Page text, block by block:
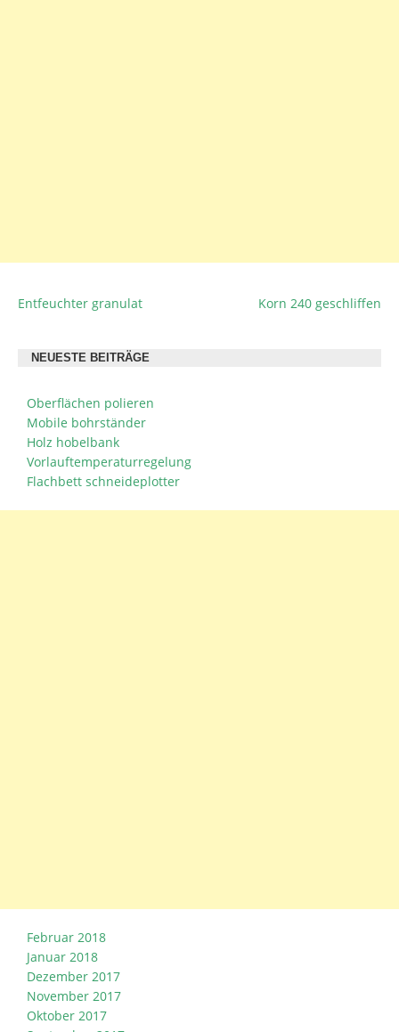
BEITRAGSNAVIGATION
Entfeuchter granulat Korn 240 geschliffen
NEUESTE BEITRÄGE
Oberflächen polieren
Mobile bohrständer
Holz hobelbank
Vorlauftemperaturregelung
Flachbett schneideplotter
Februar 2018
Januar 2018
Dezember 2017
November 2017
Oktober 2017